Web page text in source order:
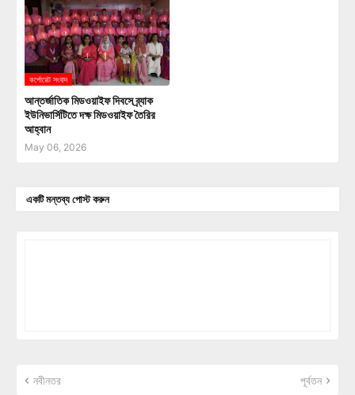
কর্পোরেট সংবাদ
আন্তর্জাতিক মিডওয়াইফ দিবসে ব্র্যাক
ইউনিভার্সিটিতে দক্ষ মিডওয়াইফ তৈরির
আহ্বান
May 06, 2026
একটি মন্তব্য পোস্ট করুন
নবীনতর পূর্বতন